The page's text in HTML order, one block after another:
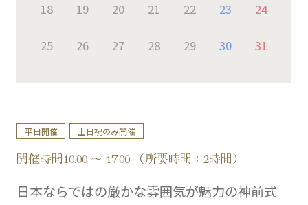
18 19 20 21 22 23 24
25 26 27 28 29 30 31
平日開催 土日祝のみ開催
開催時間10:00 ～ 17:00 （所要時間：2時間）
日本ならではの厳かな雰囲気が魅力の神前式